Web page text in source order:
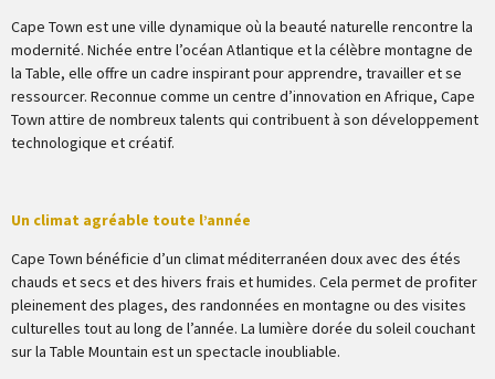
Cape Town est une ville dynamique où la beauté naturelle rencontre la
modernité. Nichée entre l’océan Atlantique et la célèbre montagne de
la Table, elle offre un cadre inspirant pour apprendre, travailler et se
ressourcer. Reconnue comme un centre d’innovation en Afrique, Cape
Town attire de nombreux talents qui contribuent à son développement
technologique et créatif.
Un climat agréable toute l’année
Cape Town bénéficie d’un climat méditerranéen doux avec des étés
chauds et secs et des hivers frais et humides. Cela permet de profiter
pleinement des plages, des randonnées en montagne ou des visites
culturelles tout au long de l’année. La lumière dorée du soleil couchant
sur la Table Mountain est un spectacle inoubliable.